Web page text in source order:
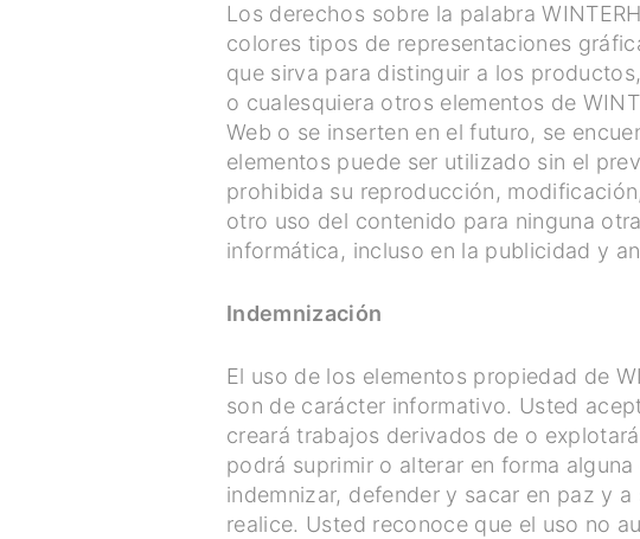
Los derechos sobre la palabra
colores tipos de representaciones
que sirva para distinguir a los
o cualesquiera otros elementos de
Web o se inserten en el futuro, se
elementos puede ser utilizado sin el
prohibida su reproducción,
otro uso del contenido para ninguna
informática, incluso en la publicidad y
Indemnización
El uso de los elementos propiedad de
son de carácter informativo. Usted
creará trabajos derivados de o
podrá suprimir o alterar en forma
indemnizar, defender y sacar en paz y
realice. Usted reconoce que el uso no